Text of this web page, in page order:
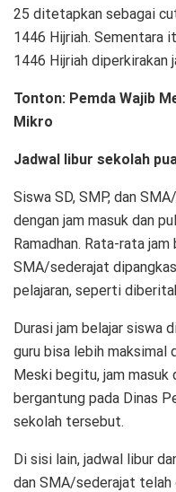
25 ditetapkan sebagai
1446 Hijriah. Sementara
1446 Hijriah diperkirakan
Tonton: Pemda Wajib
Mikro
Jadwal libur sekolah
Siswa SD, SMP, dan
dengan jam masuk dan
Ramadhan. Rata-rata jam
SMA/sederajat
pelajaran, seperti
Durasi jam belajar siswa
guru bisa lebih maksimal
Meski begitu, jam masuk
bergantung pada Dinas
sekolah tersebut.
Di sisi lain, jadwal libur
dan SMA/sederajat telah